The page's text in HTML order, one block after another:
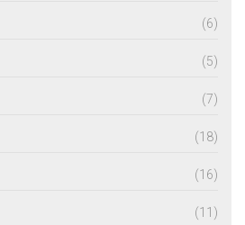
(6)
(5)
(7)
(18)
(16)
(11)